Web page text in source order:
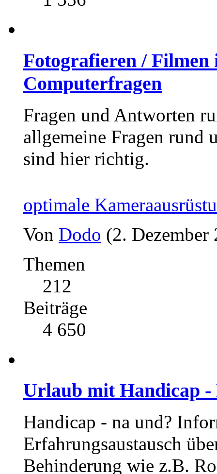
Fotografieren /
Computerfragen
Fragen und Antworten
allgemeine Fragen rund
sind hier richtig.
optimale
Von Dodo (2.
Themen
212
Beiträge
4 650
Urlaub mit Handicap -
Handicap - na und?
Erfahrungsaustausch
Behinderung wie z.B.